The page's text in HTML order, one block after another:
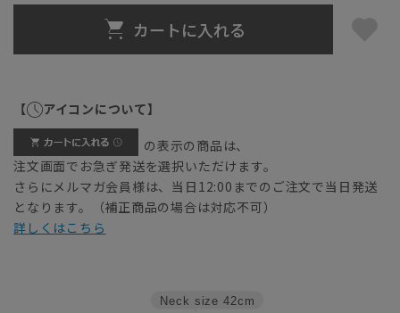
カートに入れる
【 アイコンについて】
の表示の商品は、
注文画面でお急ぎ発送を選択いただけます。
さらにメルマガ会員様は、当日12:00までのご注文で当日発送
となります。（補正商品の場合は対応不可）
詳しくはこちら
Neck size 42cm